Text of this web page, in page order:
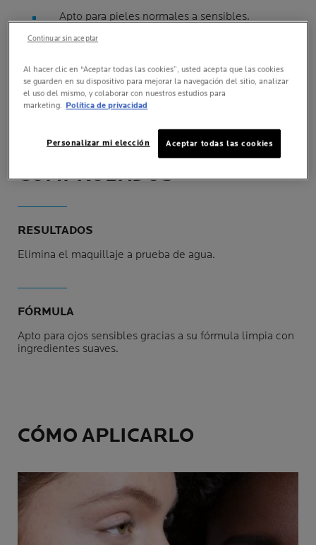
Apto para pieles normales a sensibles.
Remueve el maquillaje, incluso a prueba de
COMPROBADOS
RESULTADOS
Elimina el maquillaje a prueba de agua.
FÓRMULA
Apto para ojos sensibles gracias a su fórmula limpia con
ingredientes suaves.
CÓMO APLICARLO
Al hacer clic en “Aceptar todas las cookies”, usted acepta que las cookies
se guarden en su dispositivo para mejorar la navegación del sitio, analizar
el uso del mismo, y colaborar con nuestros estudios para
marketing. Política de privacidad
Aceptar todas las cookies
Personalizar mi elección
Continuar sin aceptar